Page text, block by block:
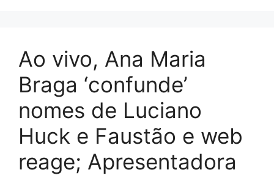
Ao vivo, Ana Maria
Braga ‘confunde’
nomes de Luciano
Huck e Faustão e web
reage; Apresentadora